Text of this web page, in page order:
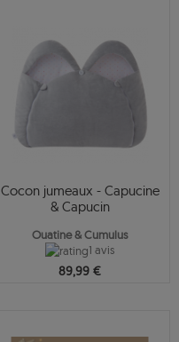
Cocon jumeaux - Capucine
& Capucin
Ouatine & Cumulus
1 avis
89,99 €